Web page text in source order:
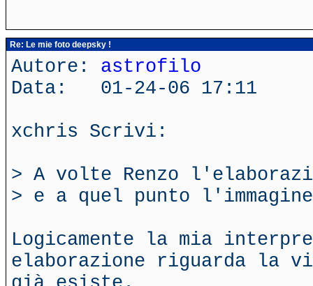
Re: Le mie foto deepsky !
Autore: astrofilo
Data: 01-24-06 17:11
xchris Scrivi:
> A volte Renzo
> e a quel punto
Logicamente la mia
elaborazione riguarda la